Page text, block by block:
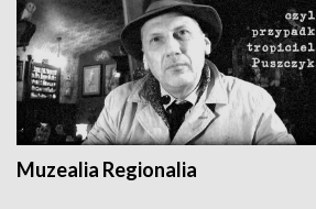
Muzealia Regionalia